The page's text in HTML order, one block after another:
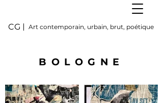
CG Art contemporain, urbain, brut, poétique
BOLOGNE